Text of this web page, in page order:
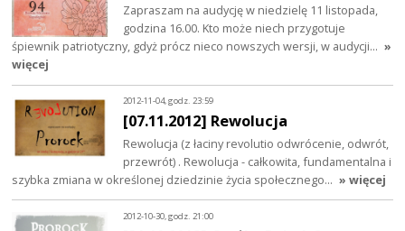
Zapraszam na audycję w niedzielę 11 listopada,
godzina 16.00. Kto może niech przygotuje
śpiewnik patriotyczny, gdyż prócz nieco nowszych wersji, w audycji… »
więcej
2012-11-04, godz. 23:59
[07.11.2012] Rewolucja
Rewolucja (z łaciny revolutio odwrócenie, odwrót,
przewrót) . Rewolucja - całkowita, fundamentalna i
szybka zmiana w określonej dziedzinie życia społecznego… » więcej
2012-10-30, godz. 21:00